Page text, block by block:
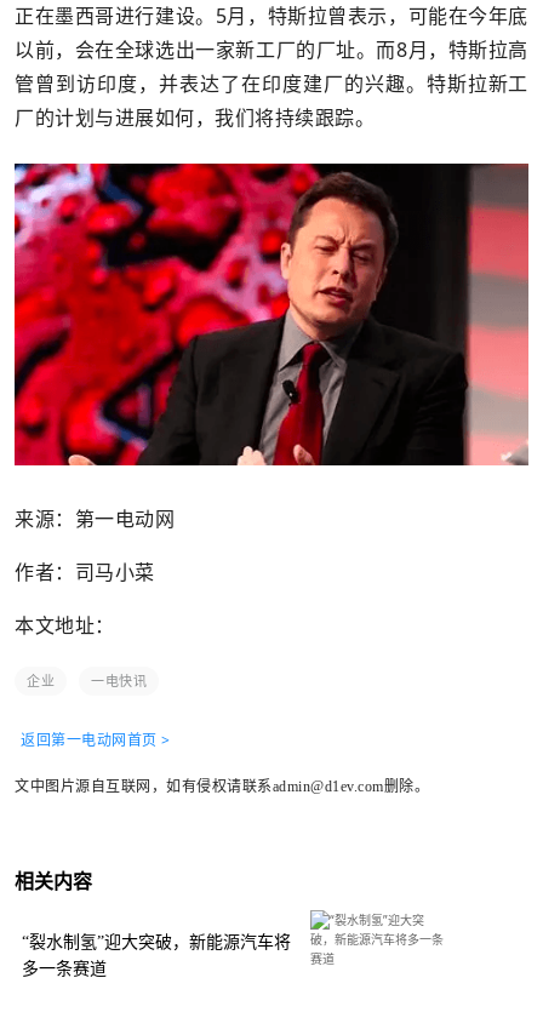
正在墨西哥进行建设。5月，特斯拉曾表示，可能在今年底
以前，会在全球选出一家新工厂的厂址。而8月，特斯拉高
管曾到访印度，并表达了在印度建厂的兴趣。特斯拉新工
厂的计划与进展如何，我们将持续跟踪。
来源：第一电动网
作者：司马小菜
本文地址：
企业 一电快讯
返回第一电动网首页 >
文中图片源自互联网，如有侵权请联系admin@d1ev.com删除。
相关内容
“裂水制氢”迎大突破，新能源汽车将
多一条赛道